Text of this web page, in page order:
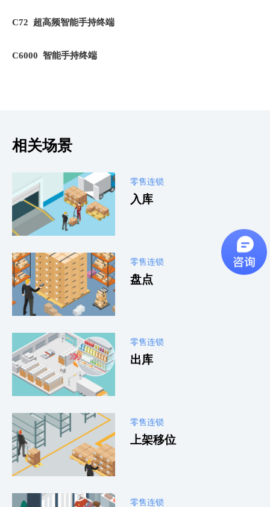
C72 超高频智能手持终端
C6000 智能手持终端
相关场景
零售连锁
入库
零售连锁
盘点
零售连锁
出库
零售连锁
上架移位
零售连锁